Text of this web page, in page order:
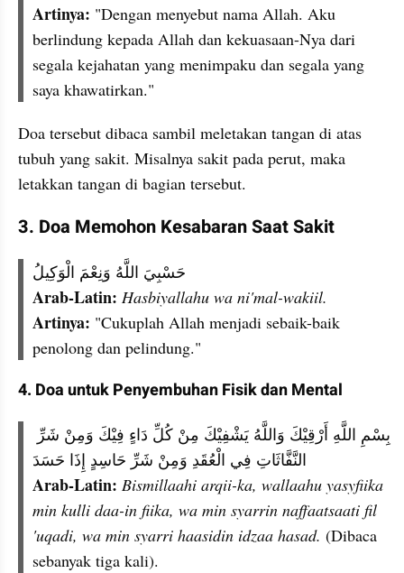
Artinya: "Dengan menyebut nama Allah. Aku
berlindung kepada Allah dan kekuasaan-Nya dari
segala kejahatan yang menimpaku dan segala yang
saya khawatirkan."
Doa tersebut dibaca sambil meletakan tangan di atas
tubuh yang sakit. Misalnya sakit pada perut, maka
letakkan tangan di bagian tersebut.
3. Doa Memohon Kesabaran Saat Sakit
حَسْبِيَ اللَّهُ وَنِعْمَ الْوَكِيلُ
Arab-Latin: Hasbiyallahu wa ni'mal-wakiil.
Artinya: "Cukuplah Allah menjadi sebaik-baik
penolong dan pelindung."
4. Doa untuk Penyembuhan Fisik dan Mental
النَّفَّاثَاتِ فِي الْعُقَدِ وَمِنْ شَرِّ حَاسِدٍ إِذَا حَسَدَ
Arab-Latin: Bismillaahi arqii-ka, wallaahu yasyfiika
min kulli daa-in fiika, wa min syarrin naffaatsaati fil
'uqadi, wa min syarri haasidin idzaa hasad. (Dibaca
sebanyak tiga kali).